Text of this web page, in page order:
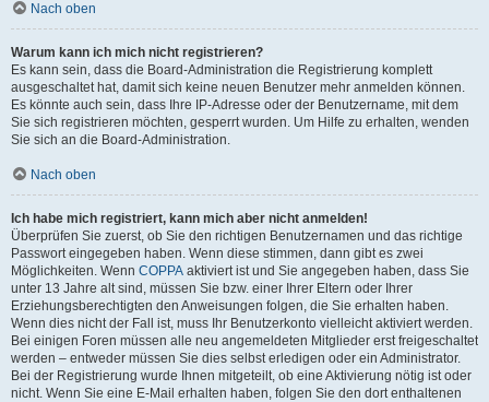
Nach oben
Warum kann ich mich nicht registrieren?
Es kann sein, dass die Board-Administration die Registrierung komplett
ausgeschaltet hat, damit sich keine neuen Benutzer mehr anmelden können.
Es könnte auch sein, dass Ihre IP-Adresse oder der Benutzername, mit dem
Sie sich registrieren möchten, gesperrt wurden. Um Hilfe zu erhalten, wenden
Sie sich an die Board-Administration.
Nach oben
Ich habe mich registriert, kann mich aber nicht anmelden!
Überprüfen Sie zuerst, ob Sie den richtigen Benutzernamen und das richtige
Passwort eingegeben haben. Wenn diese stimmen, dann gibt es zwei
Möglichkeiten. Wenn COPPA aktiviert ist und Sie angegeben haben, dass Sie
unter 13 Jahre alt sind, müssen Sie bzw. einer Ihrer Eltern oder Ihrer
Erziehungsberechtigten den Anweisungen folgen, die Sie erhalten haben.
Wenn dies nicht der Fall ist, muss Ihr Benutzerkonto vielleicht aktiviert werden.
Bei einigen Foren müssen alle neu angemeldeten Mitglieder erst freigeschaltet
werden – entweder müssen Sie dies selbst erledigen oder ein Administrator.
Bei der Registrierung wurde Ihnen mitgeteilt, ob eine Aktivierung nötig ist oder
nicht. Wenn Sie eine E-Mail erhalten haben, folgen Sie den dort enthaltenen